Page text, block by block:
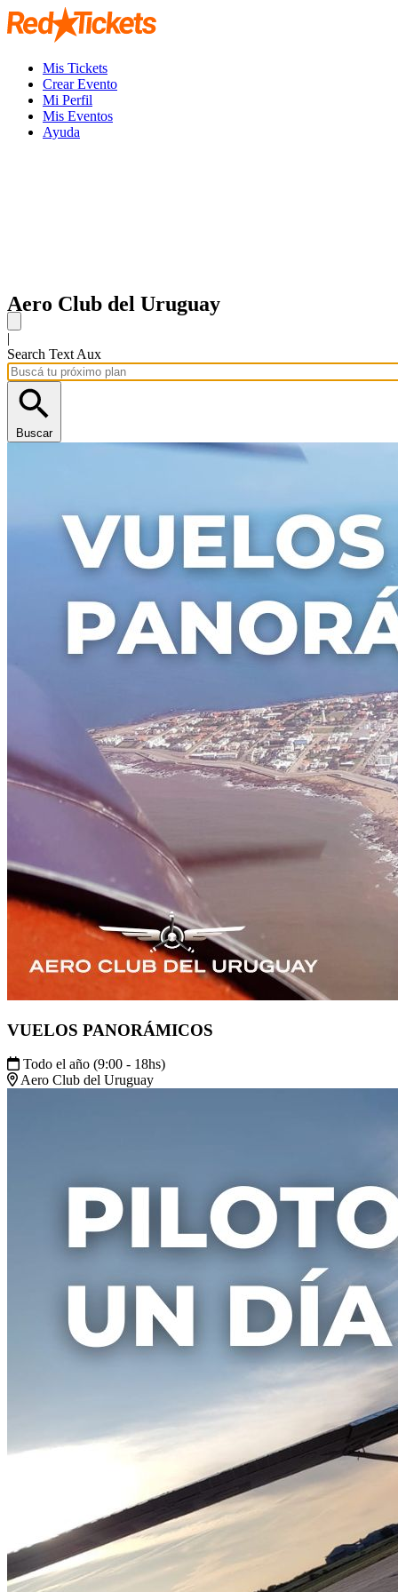
Mis Tickets
Crear Evento
Mi Perfil
Mis Eventos
Ayuda
Aero Club del Uruguay
Search Text Aux
Buscar
VUELOS PANORÁMICOS
Todo el año (9:00 - 18hs)
Aero Club del Uruguay